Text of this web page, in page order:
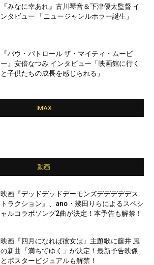
『みなに幸あれ』古川琴音＆下津優太監督 イ
ンタビュー 「ニュージャンルホラー誕生」
『パウ・パトロール ザ・マイティ・ムービ
ー』安倍なつみ インタビュー「映画館に行く
と子供たちの成長を感じられる」
IMAX
動画
映画『デッドデッドデーモンズデデデデデス
トラクション』、ano・幾田りらによるスペシ
ャルコラボソング2曲が決定！本予告も解禁！
映画『四月になれば彼女は』主題歌に藤井 風
の新曲「満ちてゆく」が決定！最新予告映像
とポスタービジュアルも解禁！